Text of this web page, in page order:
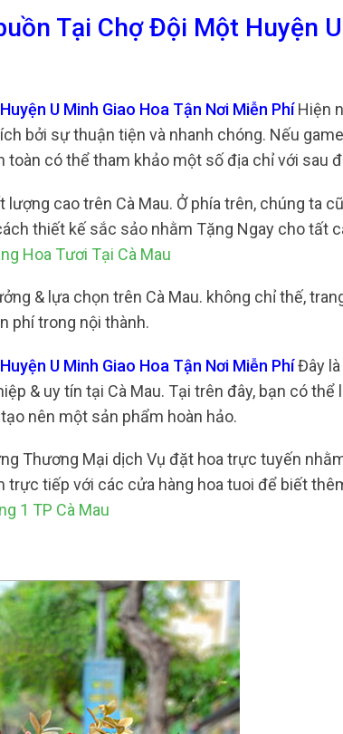
Tại Chợ Đội Một Huyện
U Minh Giao Hoa Tận Nơi Miễn PhíHiện
bởi sự thuận tiện và nhanh chóng. Nếu
có thể tham khảo một số địa chỉ với sau
cao trên Cà Mau. Ở phía trên, chúng ta
thiết kế sắc sảo nhằm Tặng Ngay cho tất
Hoa Tươi Tại Cà Mau
& lựa chọn trên Cà Mau. không chỉ thế,
phí trong nội thành.
U Minh Giao Hoa Tận Nơi Miễn PhíĐây
& uy tín tại Cà Mau. Tại trên đây, bạn có thể
nên một sản phẩm hoàn hảo.
Thương Mại dịch Vụ đặt hoa trực tuyến
tiếp với các cửa hàng hoa tuoi để biết
1 TP Cà Mau